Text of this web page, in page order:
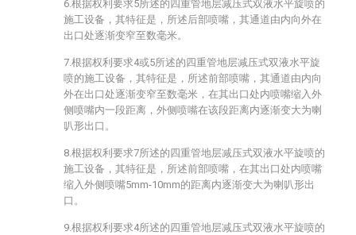
6.根据权利要求5所述的四重管地层减压式双液水平旋喷的
施工设备，其特征是，所述后部喷嘴，其通道由内向外在
出口处逐渐变窄至数毫米。
7.根据权利要求4或5所述的四重管地层减压式双液水平旋
喷的施工设备，其特征是，所述前部喷嘴，其通道由内向
外在出口处逐渐变窄至数毫米，在其出口处内喷嘴缩入外
侧喷嘴内一段距离，外侧喷嘴在该段距离内逐渐变大为喇
叭形出口。
8.根据权利要求7所述的四重管地层减压式双液水平旋喷的
施工设备，其特征是，所述前部喷嘴，在其出口处内喷嘴
缩入外侧喷嘴5mm-10mm的距离内逐渐变大为喇叭形出
口。
9.根据权利要求4所述的四重管地层减压式双液水平旋喷的